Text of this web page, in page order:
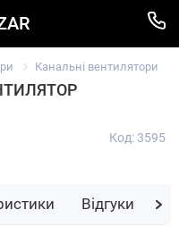
Канальні вентилятори
Код: 3595
Відгуки